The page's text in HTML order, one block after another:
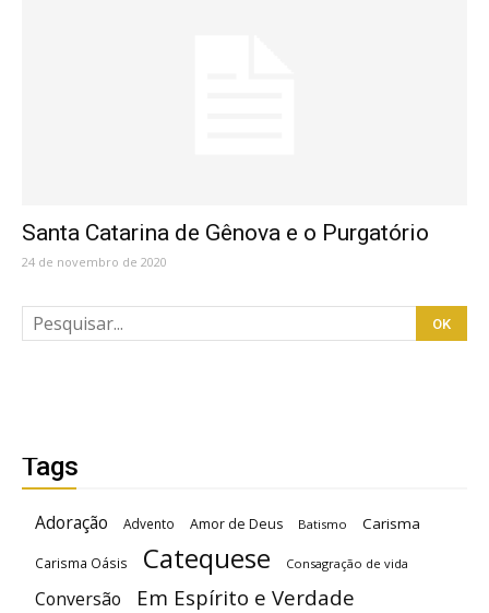
Santa Catarina de Gênova e o Purgatório
24 de novembro de 2020
Tags
Adoração Advento Amor de Deus Batismo Carisma
Carisma Oásis Catequese Consagração de vida
Conversão Em Espírito e Verdade